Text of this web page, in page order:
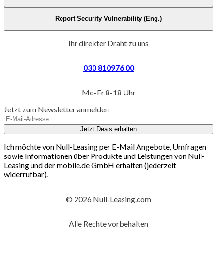
Report Security Vulnerability (Eng.)
Ihr direkter Draht zu uns
030 810976 00
Mo-Fr 8-18 Uhr
Jetzt zum Newsletter anmelden
Jetzt Deals erhalten
Ich möchte von Null-Leasing per E-Mail Angebote, Umfragen
sowie Informationen über Produkte und Leistungen von Null-
Leasing und der mobile.de GmbH erhalten (jederzeit
widerrufbar).
© 2026 Null-Leasing.com
Alle Rechte vorbehalten